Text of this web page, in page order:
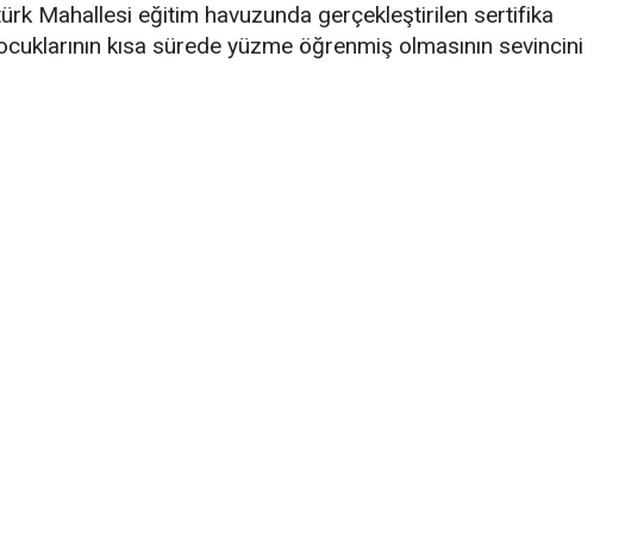
Mahallesi eğitim havuzunda gerçekleştirilen sertifika
kısa sürede yüzme öğrenmiş olmasının sevincini